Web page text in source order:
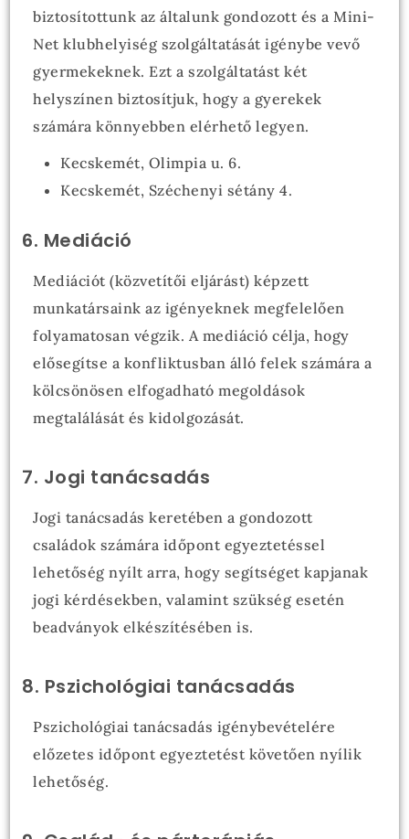
biztosítottunk az általunk gondozott és a Mini-
Net klubhelyiség szolgáltatását igénybe vevő
gyermekeknek. Ezt a szolgáltatást két
helyszínen biztosítjuk, hogy a gyerekek
számára könnyebben elérhető legyen.
Kecskemét, Olimpia u. 6.
Kecskemét, Széchenyi sétány 4.
6. Mediáció
Mediációt (közvetítői eljárást) képzett
munkatársaink az igényeknek megfelelően
folyamatosan végzik. A mediáció célja, hogy
elősegítse a konfliktusban álló felek számára a
kölcsönösen elfogadható megoldások
megtalálását és kidolgozását.
7. Jogi tanácsadás
Jogi tanácsadás keretében a gondozott
családok számára időpont egyeztetéssel
lehetőség nyílt arra, hogy segítséget kapjanak
jogi kérdésekben, valamint szükség esetén
beadványok elkészítésében is.
8. Pszichológiai tanácsadás
Pszichológiai tanácsadás igénybevételére
előzetes időpont egyeztetést követően nyílik
lehetőség.